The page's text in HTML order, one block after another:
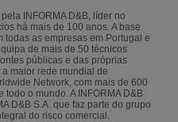
INFORMA D&B, líder no
há mais de 100 anos. A base
todas as empresas em Portugal e
de mais de 50 técnicos
públicas e das próprias
maior rede mundial de
Network, com mais de 600
o mundo. A INFORMA D&B
D&B S.A. que faz parte do grupo
do risco comercial.